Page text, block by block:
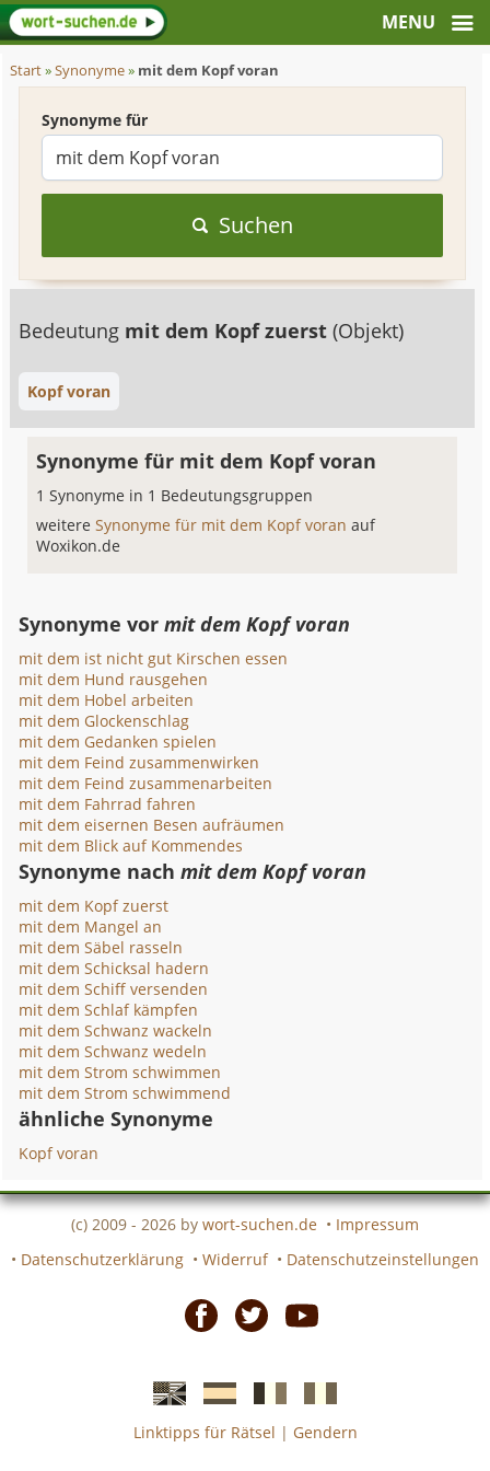
Start»Synonyme» mit dem Kopf voran
Synonyme für
Suchen
Bedeutung mit dem Kopf zuerst(Objekt)
Kopf voran
Synonyme für mit dem Kopf voran
1 Synonyme in 1 Bedeutungsgruppen
weitereSynonyme für mit dem Kopf voranauf
Woxikon.de
Synonyme vormit dem Kopf voran
mit dem ist nicht gut Kirschen essen
mit dem Hund rausgehen
mit dem Hobel arbeiten
mit dem Glockenschlag
mit dem Gedanken spielen
mit dem Feind zusammenwirken
mit dem Feind zusammenarbeiten
mit dem Fahrrad fahren
mit dem eisernen Besen aufräumen
mit dem Blick auf Kommendes
Synonyme nachmit dem Kopf voran
mit dem Kopf zuerst
mit dem Mangel an
mit dem Säbel rasseln
mit dem Schicksal hadern
mit dem Schiff versenden
mit dem Schlaf kämpfen
mit dem Schwanz wackeln
mit dem Schwanz wedeln
mit dem Strom schwimmen
mit dem Strom schwimmend
ähnliche Synonyme
Kopf voran
(c) 2009 - 2026 by wort-suchen.de • Impressum
• Datenschutzerklärung • Widerruf • Datenschutzeinstellungen
EnglischeSpanischefranzösicheitalienische
Linktipps für Rätsel | Gendern